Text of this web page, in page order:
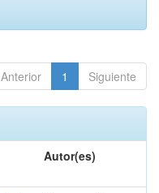
Anterior 1 Siguiente
Autor(es)